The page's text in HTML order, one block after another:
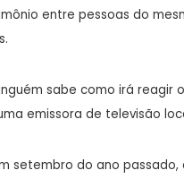
entre pessoas do
sabe como irá reagir
emissora de televisão
setembro do ano passado,